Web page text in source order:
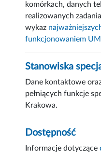
komórkach, danych
realizowanych
wykaz
funkcjonowaniem
Stanowiska
Dane kontaktowe
pełniących funkcje
Krakowa.
Dostępność
Informacje dotyczące